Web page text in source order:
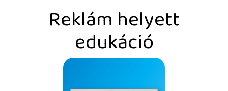
Reklám helyett
edukáció